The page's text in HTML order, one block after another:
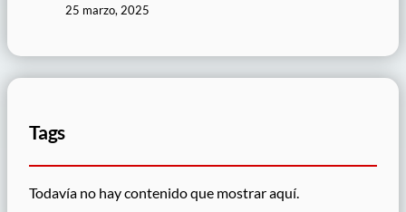
25 marzo, 2025
Tags
Todavía no hay contenido que mostrar aquí.